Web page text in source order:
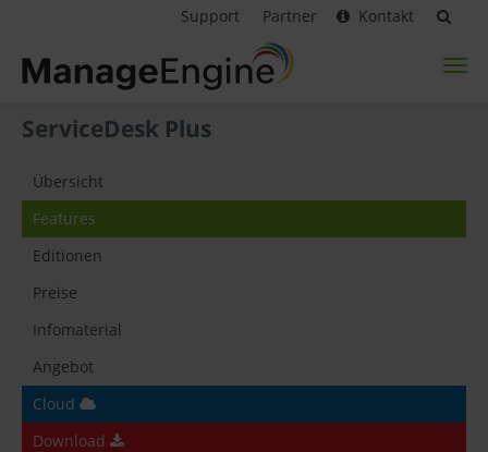
Support Partner Kontakt
ServiceDesk Plus
Übersicht
Features
Editionen
Preise
Infomaterial
Angebot
Cloud
Download